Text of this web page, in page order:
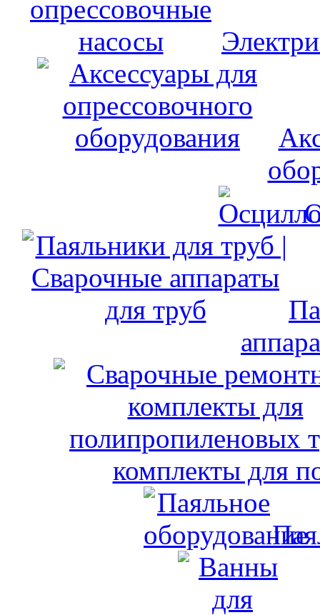
комплекты для